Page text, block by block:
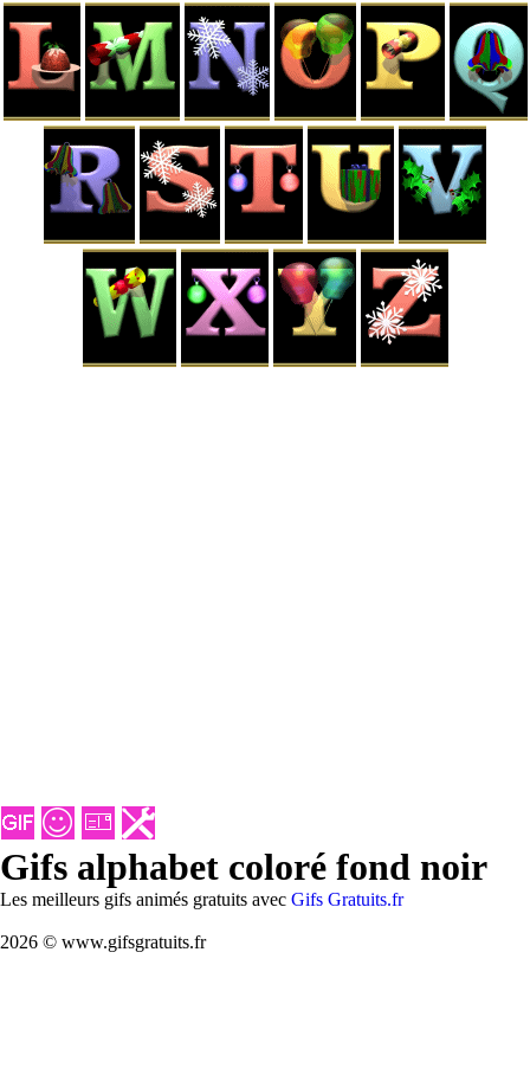
Gifs alphabet coloré fond noir
Les meilleurs gifs animés gratuits avec Gifs Gratuits.fr
2026 © www.gifsgratuits.fr